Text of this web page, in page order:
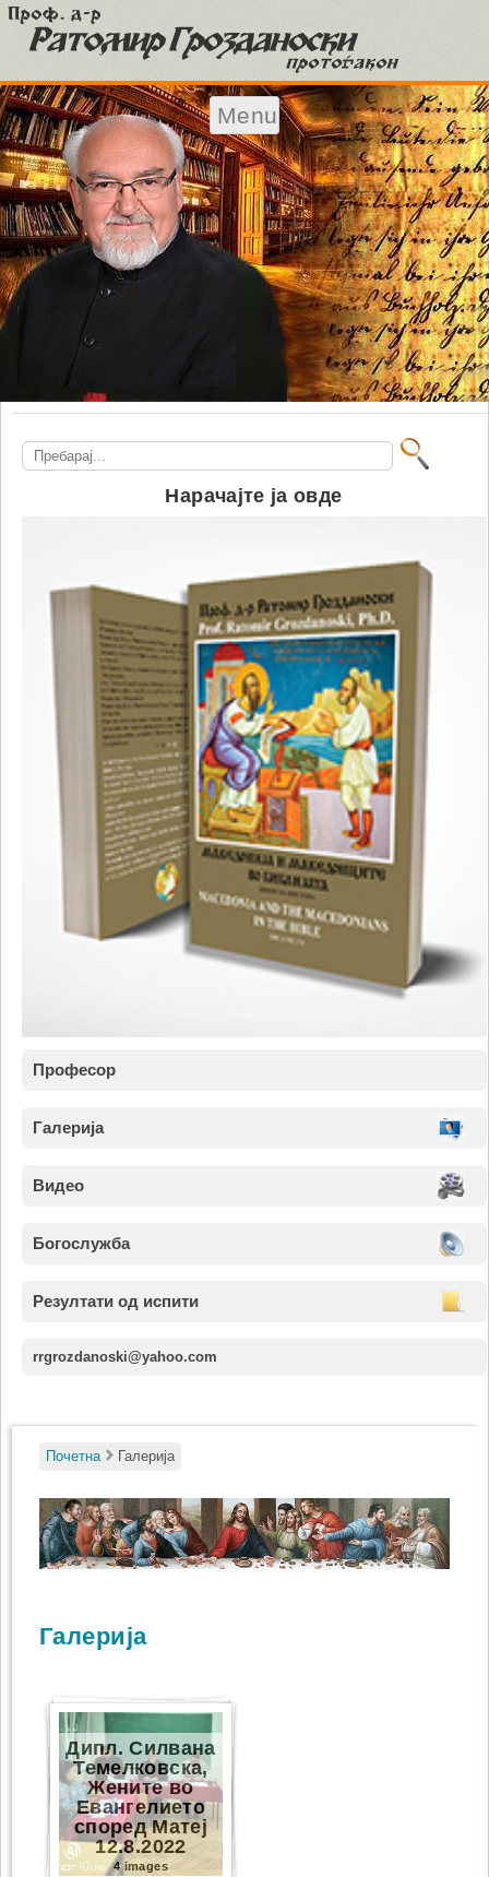
Menu
Skip to content
Search
for:
Нарачајте ја овде
Професор
Галерија
Видео
Богослужба
Резултати од испити
rrgrozdanoski@yahoo.com
Почетна Галерија
Галерија
Дипл. Силвана
Темелковска,
Жените во
Евангелието
според Матеј
12.8.2022
4 images